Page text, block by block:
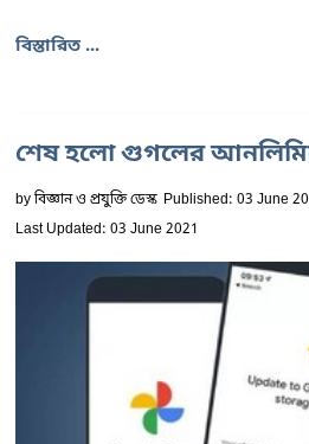
বিস্তারিত ...
শেষ হলো গুগলের
byবিজ্ঞান ও প্রযুক্তি ডেস্ক Published: 03 June
Last Updated: 03 June 2021